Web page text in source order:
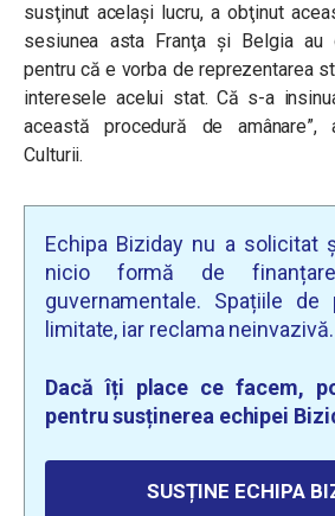
susţinut acelaşi lucru, a obţinut
sesiunea asta Franţa şi Belgia au
pentru că e vorba de reprezentarea
interesele acelui stat. Că s-a
această procedură de amânare”,
Culturii.
Echipa Biziday nu a solicitat
nicio formă de
guvernamentale. Spațiile
limitate, iar reclama neinvazivă.
Dacă îți place ce facem,
pentru susținerea echipei
SUSȚINE ECHIPA